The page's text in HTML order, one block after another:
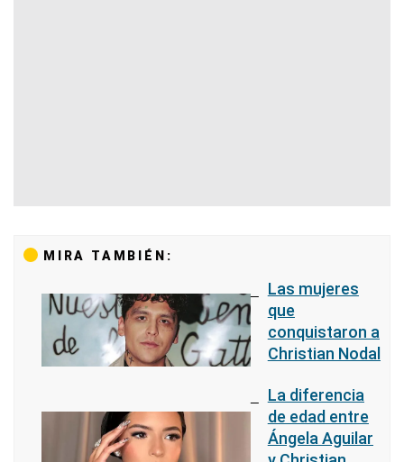
MIRA TAMBIÉN:
Las mujeres
que
conquistaron a
Christian Nodal
La diferencia
de edad entre
Ángela Aguilar